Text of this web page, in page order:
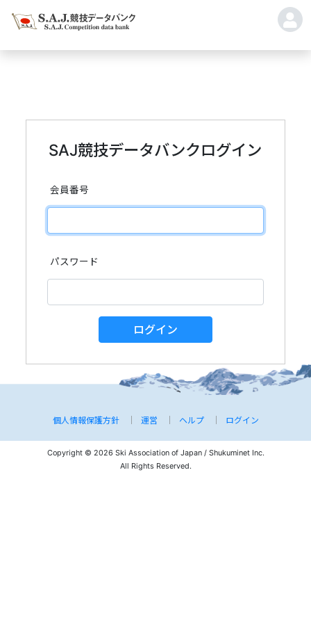
SAJ競技データバンクログイン
会員番号
パスワード
ログイン
個人情報保護方針 運営 ヘルプ ログイン
Copyright © 2026 Ski Association of Japan / Shukuminet Inc.
All Rights Reserved.